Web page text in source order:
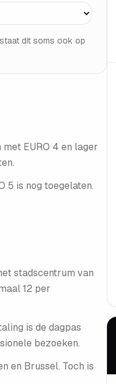
dit soms ook op
EURO 4 en lager
5 is nog toegelaten.
stadscentrum van
12 per
is de dagpas
bezoeken.
en Brussel. Toch is